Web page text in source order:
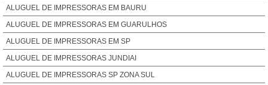
abrange diversos aspectos de segurança, incluindo a
proteção de documentos, controle de acesso e
criptografia de dados. Cada um desses elementos
desempenha um papel importante na mitigação de
riscos e na proteção de informações valiosas.
ALUGUEL DE IMPRESSORAS EM BAURU
ALUGUEL DE IMPRESSORAS EM GUARULHOS
ALUGUEL DE IMPRESSORAS EM SP
ALUGUEL DE IMPRESSORAS JUNDIAI
ALUGUEL DE IMPRESSORAS SP ZONA SUL